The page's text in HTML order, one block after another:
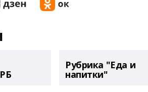
Рубрика "Еда и
напитки"